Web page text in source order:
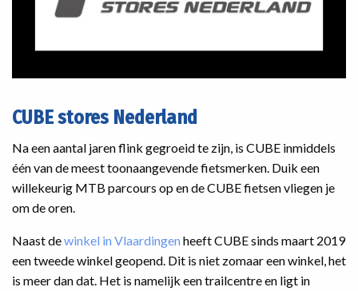
CUBE stores Nederland
Na een aantal jaren flink gegroeid te zijn, is CUBE inmiddels
één van de meest toonaangevende fietsmerken. Duik een
willekeurig MTB parcours op en de CUBE fietsen vliegen je
om de oren.
Naast dewinkel in Vlaardingen heeft CUBE sinds maart 2019
een tweede winkel geopend. Dit is niet zomaar een winkel, het
is meer dan dat. Het is namelijk een trailcentre en ligt in